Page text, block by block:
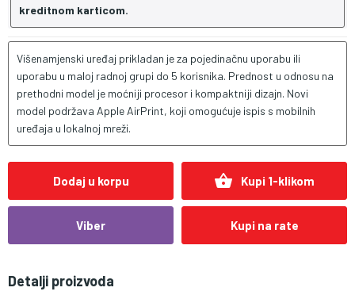
kreditnom karticom.
Višenamjenski uređaj prikladan je za pojedinačnu uporabu ili
uporabu u maloj radnoj grupi do 5 korisnika. Prednost u odnosu na
prethodni model je moćniji procesor i kompaktniji dizajn. Novi
model podržava Apple AirPrint, koji omogućuje ispis s mobilnih
uređaja u lokalnoj mreži.
Dodaj u korpu shopping_basket Kupi 1-klikom
Viber Kupi na rate
Detalji proizvoda